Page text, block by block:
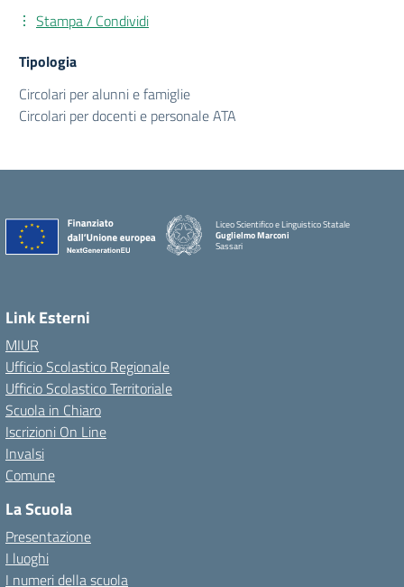
Stampa / Condividi
Tipologia
Circolari per alunni e famiglie
Circolari per docenti e personale ATA
Liceo Scientifico e Linguistico Statale
Guglielmo Marconi
Sassari
Link Esterni
MIUR
Ufficio Scolastico Regionale
Ufficio Scolastico Territoriale
Scuola in Chiaro
Iscrizioni On Line
Invalsi
Comune
La Scuola
Presentazione
I luoghi
I numeri della scuola